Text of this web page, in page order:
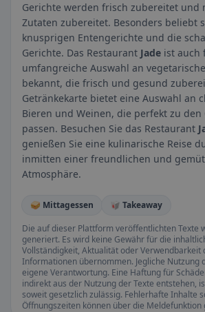
Gerichte werden frisch zubereitet und
Zutaten zubereitet. Besonders beliebt
knusprigen Entengerichte und die
Gerichte. Das Restaurant Jade ist auch
umfangreiche Auswahl an
bekannt, die frisch und gesund
Getränkekarte bietet eine Auswahl an
Bieren und Weinen, die perfekt zu den
passen. Besuchen Sie das Restaurant
genießen Sie eine kulinarische Reise
inmitten einer freundlichen und
Atmosphäre.
🥪 Mittagessen
🥡 Takeaway
Die auf dieser Plattform veröffentlichten Texte
generiert. Es wird keine Gewähr für die
Vollständigkeit, Aktualität oder
Informationen übernommen. Jegliche Nutzung
eigene Verantwortung. Eine Haftung für
indirekt aus der Nutzung der Texte entstehen,
soweit gesetzlich zulässig. Fehlerhafte Inhalte
Öffnungszeiten können über die Meldefunktion